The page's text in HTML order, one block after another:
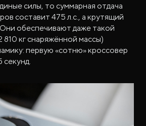
силы, то суммарная отдача
составит 475 л.с., а крутящий
обеспечивают даже такой
кг снаряжённой массы)
первую «сотню» кроссовер